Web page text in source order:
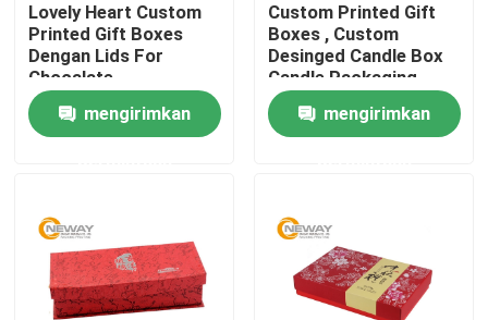
Rumah
Tentang kami
Tur Pabrik
Lovely Heart Custom
Printed Gift Boxes
Dengan Lids For
Chocalate
mengirimkan
Custom Printed Gift
Boxes , Custom
Desinged Candle Box
Candle Packaging
Boxes
mengirimkan